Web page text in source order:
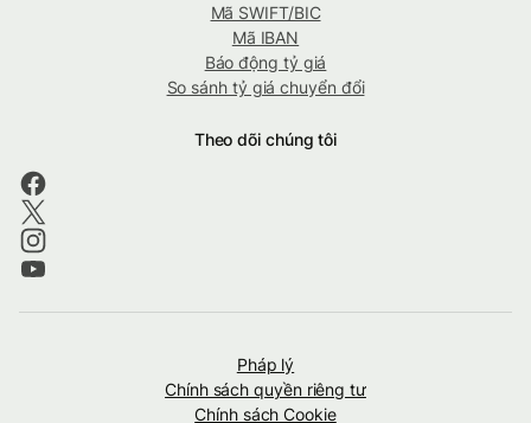
Mã SWIFT/BIC
Mã IBAN
Báo động tỷ giá
So sánh tỷ giá chuyển đổi
Theo dõi chúng tôi
Pháp lý
Chính sách quyền riêng tư
Chính sách Cookie